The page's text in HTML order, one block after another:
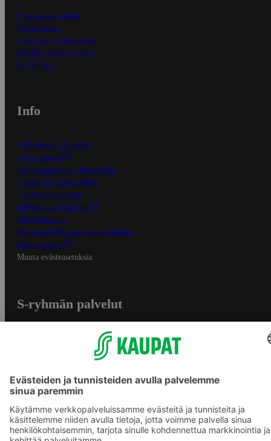
Ensitilaajan ohjeet
Näin maksat
Näin tilaat ja muokkaat
Kaikki ohjeet ja vinkit
In English
Info
S-Business yrityksille
Oiva-raportit
Osuuskauppojen yhteystiedot
Tilaus- ja toimitusehdot
Tietosuojakäytäntö
Palvelun käyttöehdot
Saavutettavuus
Mobiilisovelluksen saavutettavuus
Mainostajalle
Muuta evästeasetuksia
S-ryhmän palvelut
S-ostoslista -sovellus
Prisma.fi
Sokos.fi
S-Pankki
Yhteishyvä